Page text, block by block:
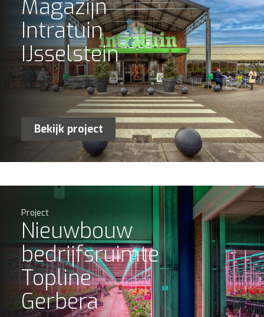
Magazijn
Intratuin
IJsselstein
Bekijk project
Project
Nieuwbouw
bedrijfsruimte
Topline
Gerbera